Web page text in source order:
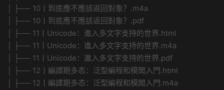
│ ├── 10丨到底應不應該返回對象？.m4a
│ ├── 10丨到底應不應該返回對象？.pdf
│ ├── 11丨Unicode：進入多文字支持的世界.html
│ ├── 11丨Unicode：進入多文字支持的世界.m4a
│ ├── 11丨Unicode：進入多文字支持的世界.pdf
│ ├── 12丨編譯期多态：泛型編程和模闆入門.html
│ ├── 12丨編譯期多态：泛型編程和模闆入門.m4a